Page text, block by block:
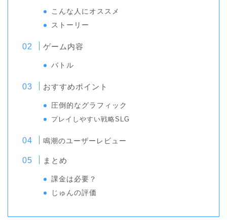
こんな人にオススメ
ストーリー
ゲーム内容
バトル
おすすめポイント
圧倒的なグラフィック
プレイしやすい戦略SLG
鳴潮のユーザーレビュー
まとめ
課金は必要？
じゅんの評価